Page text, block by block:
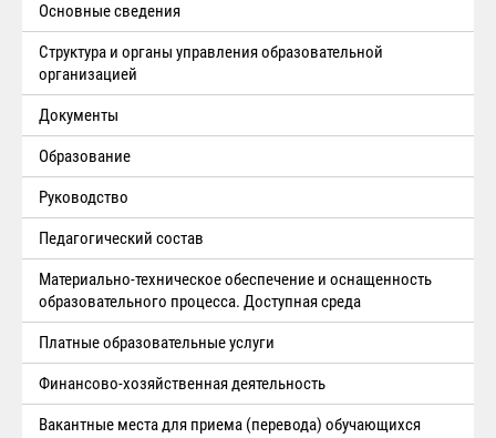
Основные сведения
Структура и органы управления образовательной
организацией
Документы
Образование
Руководство
Педагогический состав
Материально-техническое обеспечение и оснащенность
образовательного процесса. Доступная среда
Платные образовательные услуги
Финансово-хозяйственная деятельность
Вакантные места для приема (перевода) обучающихся